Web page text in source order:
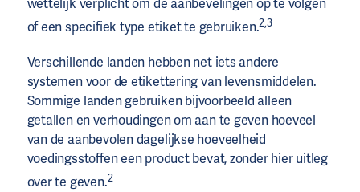
wettelijk verplicht om de aanbevelingen op te volgen
of een specifiek type etiket te gebruiken.2,3
Verschillende landen hebben net iets andere
systemen voor de etikettering van levensmiddelen.
Sommige landen gebruiken bijvoorbeeld alleen
getallen en verhoudingen om aan te geven hoeveel
van de aanbevolen dagelijkse hoeveelheid
voedingsstoffen een product bevat, zonder hier uitleg
over te geven.2